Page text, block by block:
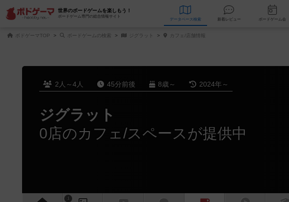
世界のボードゲームを楽しもう！
ボードゲーム専門の総合情報サイト
データベース 検索 新着レビュー
ボドゲーマTOP ボードゲームの検索 ジグラット カフェ/店舗情報
2人～4人 45分前後 8歳～ 2024年～
ジグラット
0店のカフェ/スペースが提供中
1